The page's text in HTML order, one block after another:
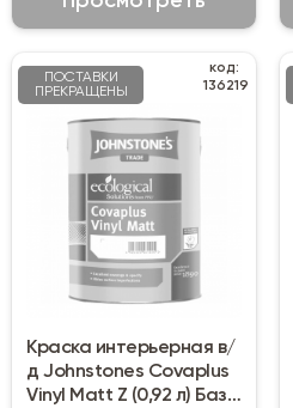
ПОСТАВКИ
ПРЕКРАЩЕНЫ
код:
136219
Краска интерьерная в/
д Johnstones Covaplus
Vinyl Matt Z (0,92 л) База